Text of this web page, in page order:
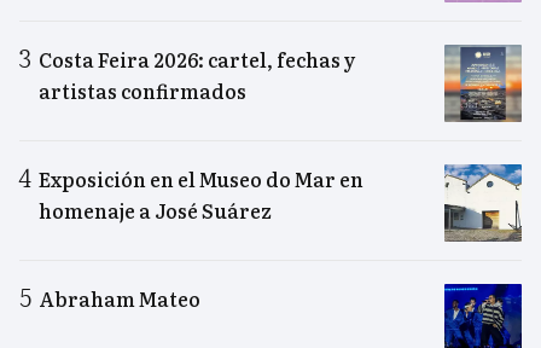
Costa Feira 2026: cartel, fechas y
artistas confirmados
Exposición en el Museo do Mar en
homenaje a José Suárez
Abraham Mateo